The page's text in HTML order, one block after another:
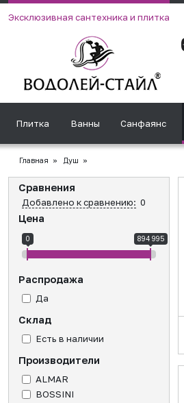
Эксклюзивная сантехника и плитка
Плитка Ванны Санфаянс
Главная » Душ »
Сравнения
Добавлено к сравнению: 0
Цена
0 894 995
Распродажа
Да
Склад
Есть в наличии
Производители
ALMAR
BOSSINI